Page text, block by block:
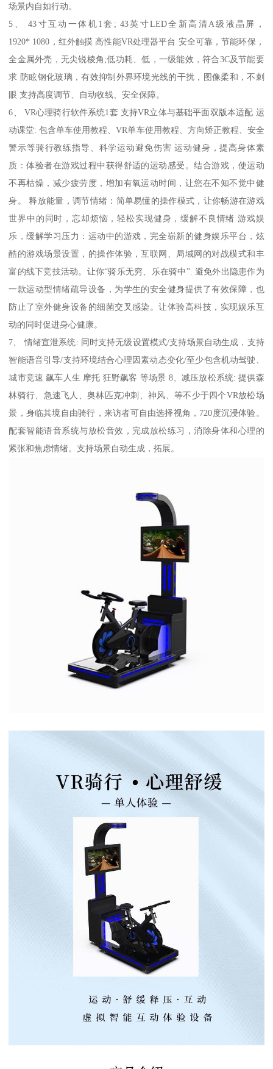
场景内自如行动。
5、 43寸互动一体机1套; 43英寸LED全新高清A级液晶屏，
1920* 1080，红外触摸 高性能VR处理器平台 安全可靠，节能环保，
全金属外壳，无尖锐棱角;低功耗、低，一级能效，符合3C及节能要
求 防眩钢化玻璃，有效抑制外界环境光线的干扰，图像柔和，不刺
眼 支持高度调节、自动收线、安全保障。
6、 VR心理骑行软件系统1套 支持VR立体与基础平面双版本适配 运
动课堂: 包含单车使用教程、VR单车使用教程、方向矫正教程、安全
警示等骑行教练指导、科学运动避免伤害 运动健身，提高身体素
质：体验者在游戏过程中获得舒适的运动感受。结合游戏，使运动
不再枯燥，减少疲劳度，增加有氧运动时间，让您在不知不觉中健
身。 释放能量，调节情绪：简单易懂的操作模式，让你畅游在游戏
世界中的同时，忘却烦恼，轻松实现健身，缓解不良情绪 游戏娱
乐，缓解学习压力：运动中的游戏，完全崭新的健身娱乐平台，炫
酷的游戏场景设置，的操作体验，互联网、局域网的对战模式和丰
富的线下竞技活动。让你“骑乐无穷、乐在骑中”. 避免外出隐患作为
一款运动型情绪疏导设备，为学生的安全健身提供了有效保障，也
防止了室外健身设备的细菌交叉感染。让体验高科技，实现娱乐互
动的同时促进身心健康。
7、 情绪宣泄系统: 同时支持无级设置模式/支持场景自动生成，支持
智能语音引导/支持环境结合心理因素动态变化/至少包含机动驾驶、
城市竞速 飙车人生 摩托 狂野飙客 等场景 8、减压放松系统: 提供森
林骑行、急速飞人、奥林匹克冲刺、神风、等不少于四个VR放松场
景，身临其境自由骑行，来访者可自由选择视角，720度沉浸体验。
配套智能语音系统与放松音效，完成放松练习，消除身体和心理的
紧张和焦虑情绪。支持场景自动生成，拓展。